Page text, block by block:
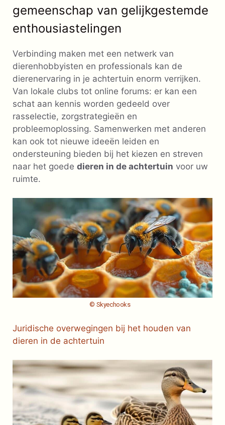
gemeenschap van gelijkgestemde
enthousiastelingen
Verbinding maken met een netwerk van
dierenhobbyisten en professionals kan de
dierenervaring in je achtertuin enorm verrijken.
Van lokale clubs tot online forums: er kan een
schat aan kennis worden gedeeld over
rasselectie, zorgstrategieën en
probleemoplossing. Samenwerken met anderen
kan ook tot nieuwe ideeën leiden en
ondersteuning bieden bij het kiezen en streven
naar het goede dieren in de achtertuin voor uw
ruimte.
© Skyechooks
Juridische overwegingen bij het houden van
dieren in de achtertuin